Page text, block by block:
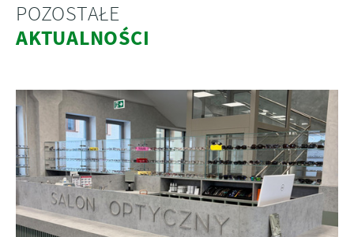
POZOSTAŁE
AKTUALNOŚCI